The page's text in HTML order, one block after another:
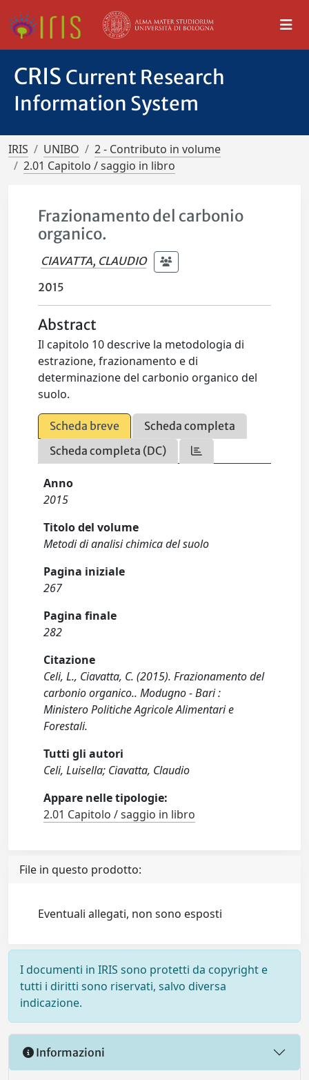
CRIS Current Research
Information System
IRIS UNIBO
2 - Contributo in volume
2.01 Capitolo / saggio in libro
Frazionamento del carbonio
organico.
CIAVATTA, CLAUDIO
2015
Abstract
Il capitolo 10 descrive la metodologia di
estrazione, frazionamento e di
determinazione del carbonio organico del
suolo.
Scheda breve
Scheda completa
Scheda completa (DC)
Anno
2015
Titolo del volume
Metodi di analisi chimica del suolo
Pagina iniziale
267
Pagina finale
282
Citazione
Celi, L., Ciavatta, C. (2015). Frazionamento del
carbonio organico.. Modugno - Bari :
Ministero Politiche Agricole Alimentari e
Forestali.
Tutti gli autori
Celi, Luisella; Ciavatta, Claudio
Appare nelle tipologie:
2.01 Capitolo / saggio in libro
File in questo prodotto:
Eventuali allegati, non sono esposti
I documenti in IRIS sono protetti da copyright e
tutti i diritti sono riservati, salvo diversa
indicazione.
Informazioni